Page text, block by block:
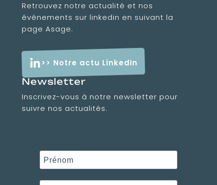
Retrouvez notre actualité et nos
événements sur linkedin en suivant la
page Asage.
>> Notre actu LinkedIn
Newsletter
Inscrivez-vous à notre newsletter pour
suivre nos actualités.